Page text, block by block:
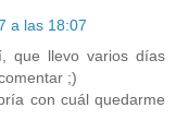
a las 18:07
que llevo varios días
;)
con cuál quedarme